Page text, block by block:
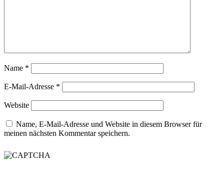
Name *
E-Mail-Adresse *
Website
Name, E-Mail-Adresse und Website in diesem Browser für
meinen nächsten Kommentar speichern.